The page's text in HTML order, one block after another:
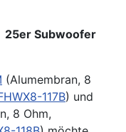
25er Subwoofer
(Alumembran, 8
117B) und
8 Ohm,